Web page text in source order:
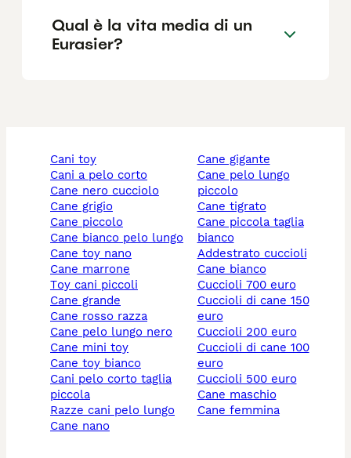
Qual è la vita media di un
Eurasier?
cani toy
cani a pelo corto
cane nero cucciolo
cane grigio
cane piccolo
cane bianco pelo lungo
cane toy nano
cane marrone
toy cani piccoli
cane grande
cane rosso razza
cane pelo lungo nero
cane mini toy
cane toy bianco
cani pelo corto taglia
piccola
razze cani pelo lungo
cane nano
cane gigante
cane pelo lungo
piccolo
cane tigrato
cane piccola taglia
bianco
addestrato cuccioli
cane bianco
cuccioli 700 euro
cuccioli di cane 150
euro
cuccioli 200 euro
cuccioli di cane 100
euro
cuccioli 500 euro
cane maschio
cane femmina